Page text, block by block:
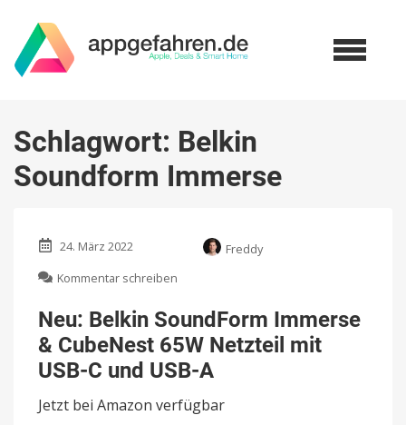
Schlagwort: Belkin
Soundform Immerse
24. März 2022
Freddy
Kommentar schreiben
Belkin
SoundForm
Immerse
&
CubeNest
65W
Netzteil
Neu: Belkin SoundForm Immerse
& CubeNest 65W Netzteil mit
USB-C und USB-A
Jetzt bei Amazon verfügbar